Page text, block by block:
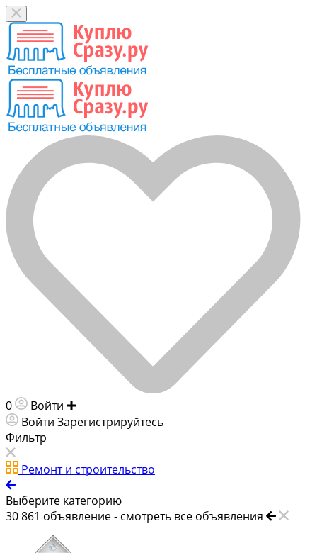
0 Войти
Войти Зарегистрируйтесь
Фильтр
Ремонт и строительство
Выберите категорию
30 861 объявление - смотреть все объявления